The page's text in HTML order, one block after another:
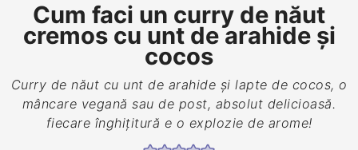
Cum faci un curry de năut
cremos cu unt de arahide și
cocos
Curry de năut cu unt de arahide și lapte de cocos, o
mâncare vegană sau de post, absolut delicioasă.
fiecare înghițitură e o explozie de arome!